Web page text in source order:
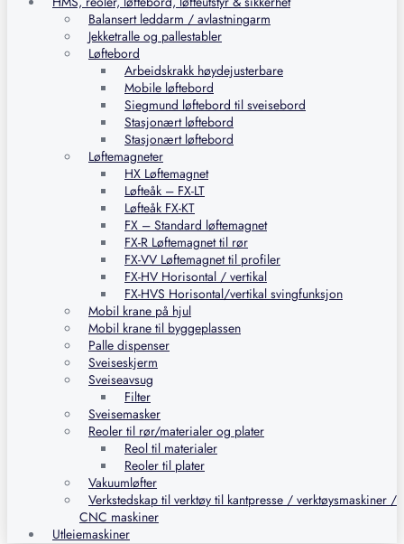
Balansert leddarm / avlastningarm
Jekketralle og pallestabler
Løftebord
Arbeidskrakk høydejusterbare
Mobile løftebord
Siegmund løftebord til sveisebord
Stasjonært løftebord
Stasjonært løftebord
Løftemagneter
HX Løftemagnet
Løfteåk – FX-LT
Løfteåk FX-KT
FX – Standard løftemagnet
FX-R Løftemagnet til rør
FX-VV Løftemagnet til profiler
FX-HV Horisontal / vertikal
FX-HVS Horisontal/vertikal svingfunksjon
Mobil krane på hjul
Mobil krane til byggeplassen
Palle dispenser
Sveiseskjerm
Sveiseavsug
Filter
Sveisemasker
Reoler til rør/materialer og plater
Reol til materialer
Reoler til plater
Vakuumløfter
Verkstedskap til verktøy til kantpresse / verktøysmaskiner /
CNC maskiner
Utleiemaskiner